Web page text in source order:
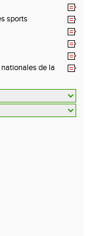
sports
nationales de la